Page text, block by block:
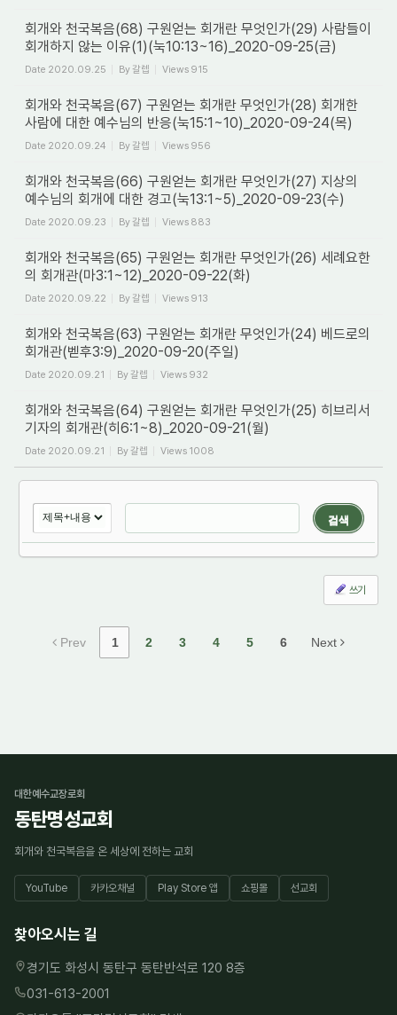
회개와 천국복음(68) 구원얻는 회개란 무엇인가(29) 사람들이
회개하지 않는 이유(1)(눅10:13~16)_2020-09-25(금)
Date 2020.09.25 By갈렙 Views 915
회개와 천국복음(67) 구원얻는 회개란 무엇인가(28) 회개한
사람에 대한 예수님의 반응(눅15:1~10)_2020-09-24(목)
Date 2020.09.24 By갈렙 Views 956
회개와 천국복음(66) 구원얻는 회개란 무엇인가(27) 지상의
예수님의 회개에 대한 경고(눅13:1~5)_2020-09-23(수)
Date 2020.09.23 By갈렙 Views 883
회개와 천국복음(65) 구원얻는 회개란 무엇인가(26) 세례요한
의 회개관(마3:1~12)_2020-09-22(화)
Date 2020.09.22 By갈렙 Views 913
회개와 천국복음(63) 구원얻는 회개란 무엇인가(24) 베드로의
회개관(벧후3:9)_2020-09-20(주일)
Date 2020.09.21 By갈렙 Views 932
회개와 천국복음(64) 구원얻는 회개란 무엇인가(25) 히브리서
기자의 회개관(히6:1~8)_2020-09-21(월)
Date 2020.09.21 By갈렙 Views 1008
검색
쓰기
Prev 1 2 3 4 5 6 Next
대한예수교장로회
동탄명성교회
회개와 천국복음을 온 세상에 전하는 교회
YouTube 카카오채널 Play Store 앱 쇼핑몰 선교회
찾아오시는 길
경기도 화성시 동탄구 동탄반석로 120 8층
031-613-2001